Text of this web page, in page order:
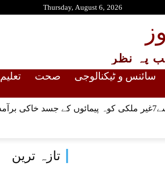
Thursday, August 6, 2026
پہ نظر
سائنس و ٹیکنالوجی صحت تعلیم
تازہ ترین